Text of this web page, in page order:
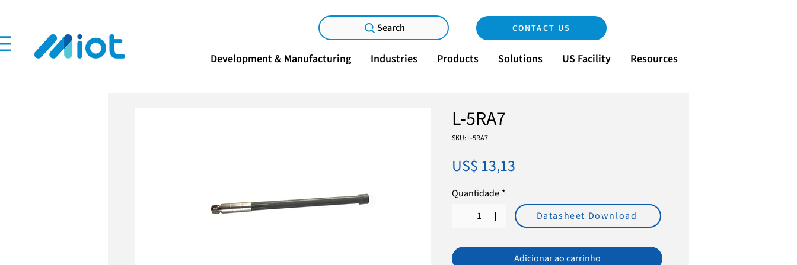
Search CONTACT US
Development & Manufacturing Industries Products Solutions US Facility Resources
L-5RA7
SKU: L-5RA7
US$ 13,13
Quantidade *
Adicionar ao carrinho
Datasheet Download